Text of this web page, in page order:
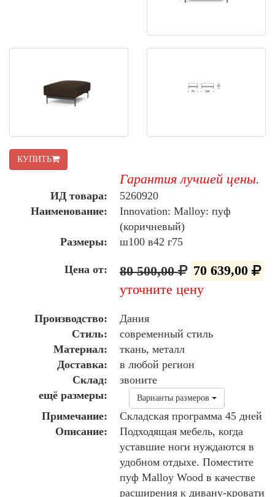
КУПИТЬ
Гарантия лучшей цены.
ИД товара:
5260920
Наименование:
Innovation: Malloy: пуф
(коричневый)
Размеры:
ш100 в42 г75
Цена от: 80 500,00
70 639,00
уточните цену
Производство:
Дания
Стиль:
современный стиль
Материал:
ткань, металл
Доставка:
в любой регион
Склад:
звоните
ещё размеры:
Варианты размеров
Примечание:
Складская программа 45 дней
Описание:
Подходящая мебель, когда
уставшие ноги нуждаются в
удобном отдыхе. Поместите
пуф Malloy Wood в качестве
расширения к дивану-кровати